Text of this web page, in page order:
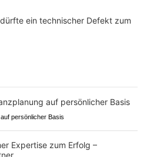
ein technischer Defekt zum
persönlicher Basis